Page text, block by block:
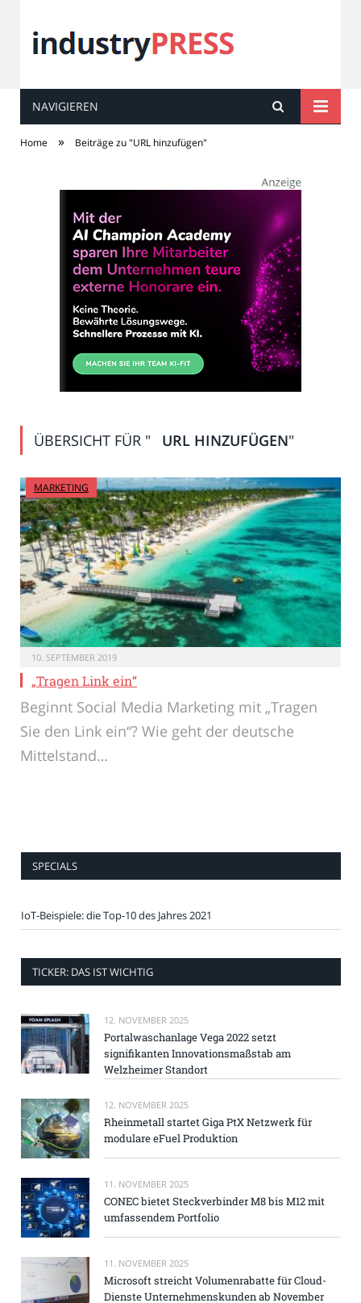
industryPRESS
NAVIGIEREN
Home » Beiträge zu "URL hinzufügen"
ÜBERSICHT FÜR " URL HINZUFÜGEN"
MARKETING
10. SEPTEMBER 2019
„Tragen Link ein“
Beginnt Social Media Marketing mit „Tragen
Sie den Link ein“? Wie geht der deutsche
Mittelstand…
SPECIALS
IoT-Beispiele: die Top-10 des Jahres 2021
TICKER: DAS IST WICHTIG
12. NOVEMBER 2025
Portalwaschanlage Vega 2022 setzt
signifikanten Innovationsmaßstab am
Welzheimer Standort
12. NOVEMBER 2025
Rheinmetall startet Giga PtX Netzwerk für
modulare eFuel Produktion
11. NOVEMBER 2025
CONEC bietet Steckverbinder M8 bis M12 mit
umfassendem Portfolio
11. NOVEMBER 2025
Microsoft streicht Volumenrabatte für Cloud-
Dienste Unternehmenskunden ab November